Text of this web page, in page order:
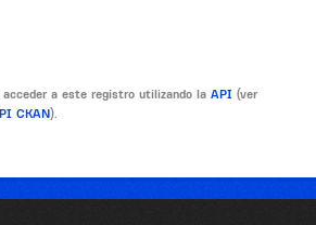
a este registro utilizando la API (ver
CKAN).